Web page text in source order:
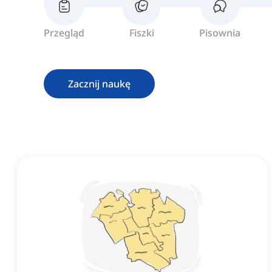
Przegląd Fiszki Pisownia
Zacznij naukę